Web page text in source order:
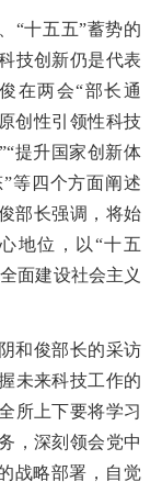
“十五五”蓄势的
技创新仍是代表
在两会“部长通
创性引领性科技
提升国家创新体
等四个方面阐述
部长强调， 将始
地位，以“十五
全面建设社会主义
和俊部长的采访
未来科技工作的
所上下要将学习
，深刻领会党中
战略部署，自觉